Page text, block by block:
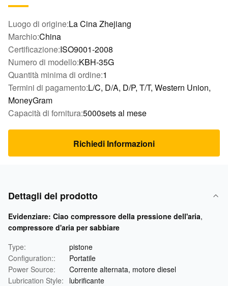
Luogo di origine:La Cina Zhejiang
Marchio:China
Certificazione:ISO9001-2008
Numero di modello:KBH-35G
Quantità minima di ordine:1
Termini di pagamento:L/C, D/A, D/P, T/T, Western Union,
MoneyGram
Capacità di fornitura:5000sets al mese
Richiedi Informazioni
Dettagli del prodotto
Evidenziare: Ciao compressore della pressione dell'aria,
compressore d'aria per sabbiare
Type:
pistone
Configuration::
Portatile
Power Source:
Corrente alternata, motore diesel
Lubrication Style:
lubrificante